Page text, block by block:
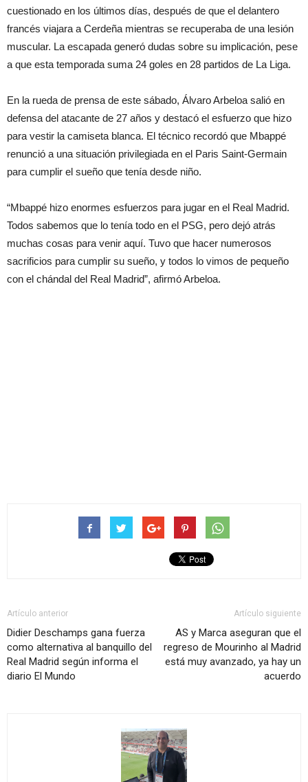
cuestionado en los últimos días, después de que el delantero
francés viajara a Cerdeña mientras se recuperaba de una lesión
muscular. La escapada generó dudas sobre su implicación, pese
a que esta temporada suma 24 goles en 28 partidos de La Liga.
En la rueda de prensa de este sábado, Álvaro Arbeloa salió en
defensa del atacante de 27 años y destacó el esfuerzo que hizo
para vestir la camiseta blanca. El técnico recordó que Mbappé
renunció a una situación privilegiada en el Paris Saint-Germain
para cumplir el sueño que tenía desde niño.
“Mbappé hizo enormes esfuerzos para jugar en el Real Madrid.
Todos sabemos que lo tenía todo en el PSG, pero dejó atrás
muchas cosas para venir aquí. Tuvo que hacer numerosos
sacrificios para cumplir su sueño, y todos lo vimos de pequeño
con el chándal del Real Madrid”, afirmó Arbeloa.
Artículo anterior
Didier Deschamps gana fuerza
como alternativa al banquillo del
Real Madrid según informa el
diario El Mundo
Artículo siguiente
AS y Marca aseguran que el
regreso de Mourinho al Madrid
está muy avanzado, ya hay un
acuerdo